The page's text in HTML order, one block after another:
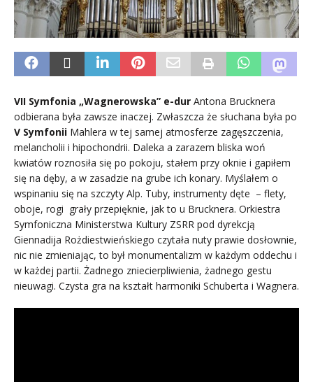
VII Symfonia „Wagnerowska” e-dur Antona Brucknera
odbierana była zawsze inaczej. Zwłaszcza że słuchana była po
V Symfonii Mahlera w tej samej atmosferze zagęszczenia,
melancholii i hipochondrii. Daleka a zarazem bliska woń
kwiatów roznosiła się po pokoju, stałem przy oknie i gapiłem
się na dęby, a w zasadzie na grube ich konary. Myślałem o
wspinaniu się na szczyty Alp. Tuby, instrumenty dęte – flety,
oboje, rogi grały przepięknie, jak to u Brucknera. Orkiestra
Symfoniczna Ministerstwa Kultury ZSRR pod dyrekcją
Giennadija Rożdiestwieńskiego czytała nuty prawie dosłownie,
nic nie zmieniając, to był monumentalizm w każdym oddechu i
w każdej partii. Żadnego zniecierpliwienia, żadnego gestu
nieuwagi. Czysta gra na kształt harmoniki Schuberta i Wagnera.